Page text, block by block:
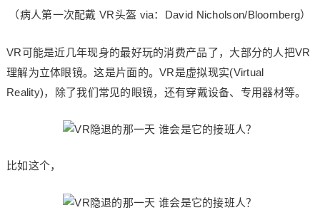
（病人第一次配戴 VR头盔 via：David Nicholson/Bloomberg）
VR可能是近几年现身的最好玩的消费产品了，大部分的人把VR
理解为立体眼镜。这是片面的。VR是虚拟现实(Virtual
Reality)，除了我们常见的眼镜，还有穿戴设备、专用器材等。
比如这个，